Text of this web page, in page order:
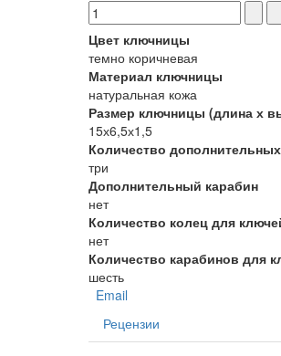
Цвет ключницы
темно коричневая
Материал ключницы
натуральная кожа
Размер ключницы (длина х
15х6,5х1,5
Количество
три
Дополнительный карабин
нет
Количество колец для
нет
Количество карабинов для
шесть
Email
Рецензии